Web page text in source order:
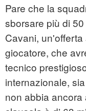
Pare che la
sborsare più di
Cavani,
giocatore, che
tecnico
internazionale,
non abbia